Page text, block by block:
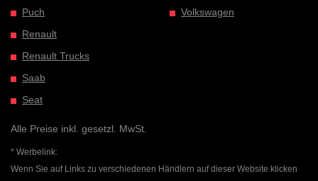
Puch
Renault
Renault Trucks
Saab
Seat
Volkswagen
Alle Preise inkl. gesetzl. MwSt.
* Werbelink:
Wenn Sie auf Links zu verschiedenen Händlern auf dieser Website klicken